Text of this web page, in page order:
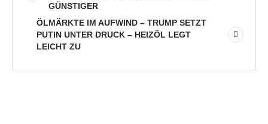
GÜNSTIGER
ÖLMÄRKTE IM AUFWIND – TRUMP SETZT
PUTIN UNTER DRUCK – HEIZÖL LEGT
LEICHT ZU